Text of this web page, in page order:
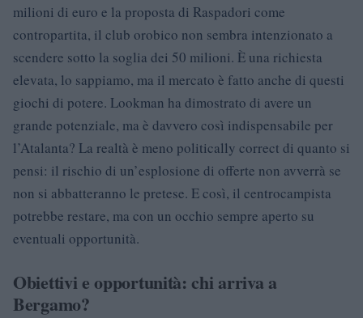
milioni di euro e la proposta di Raspadori come
contropartita, il club orobico non sembra intenzionato a
scendere sotto la soglia dei 50 milioni. È una richiesta
elevata, lo sappiamo, ma il mercato è fatto anche di questi
giochi di potere. Lookman ha dimostrato di avere un
grande potenziale, ma è davvero così indispensabile per
l’Atalanta? La realtà è meno politically correct di quanto si
pensi: il rischio di un’esplosione di offerte non avverrà se
non si abbatteranno le pretese. E così, il centrocampista
potrebbe restare, ma con un occhio sempre aperto su
eventuali opportunità.
Obiettivi e opportunità: chi arriva a
Bergamo?